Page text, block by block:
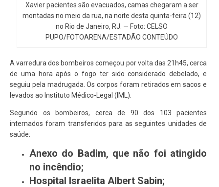
Xavier pacientes são evacuados, camas chegaram a ser
montadas no meio da rua, na noite desta quinta-feira (12)
no Rio de Janeiro, RJ. — Foto: CELSO
PUPO/FOTOARENA/ESTADÃO CONTEÚDO
A varredura dos bombeiros começou por volta das 21h45, cerca
de uma hora após o fogo ter sido considerado debelado, e
seguiu pela madrugada. Os corpos foram retirados em sacos e
levados ao Instituto Médico-Legal (IML).
Segundo os bombeiros, cerca de 90 dos 103 pacientes
internados foram transferidos para as seguintes unidades de
saúde:
Anexo do Badim, que não foi atingido
no incêndio;
Hospital Israelita Albert Sabin;